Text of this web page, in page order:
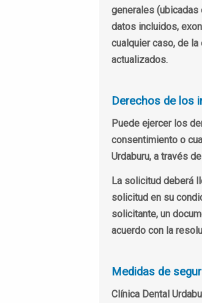
generales (ubicadas
datos incluidos,
cualquier caso, de
actualizados.
Derechos de los
Puede ejercer los
consentimiento o
Urdaburu, a través
La solicitud deberá
solicitud en su
solicitante, un
acuerdo con la
Medidas de
Clínica Dental